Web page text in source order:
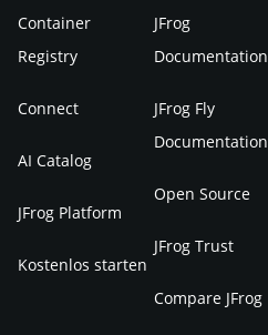
Container
Registry
Connect
AI Catalog
JFrog Platform
Kostenlos starten
JFrog
Documentation
JFrog Fly
Documentation
Open Source
JFrog Trust
Compare JFrog